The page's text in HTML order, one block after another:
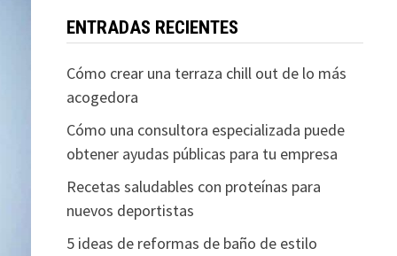
ENTRADAS RECIENTES
Cómo crear una terraza chill out de lo más
acogedora
Cómo una consultora especializada puede
obtener ayudas públicas para tu empresa
Recetas saludables con proteínas para
nuevos deportistas
5 ideas de reformas de baño de estilo